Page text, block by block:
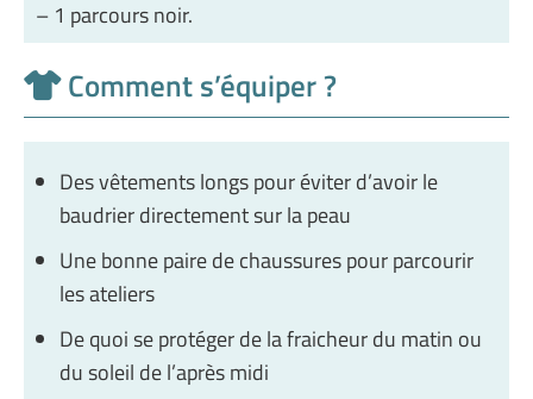
– 1 parcours noir.
Comment s’équiper ?
Des vêtements longs pour éviter d’avoir le
baudrier directement sur la peau
Une bonne paire de chaussures pour parcourir
les ateliers
De quoi se protéger de la fraicheur du matin ou
du soleil de l’après midi